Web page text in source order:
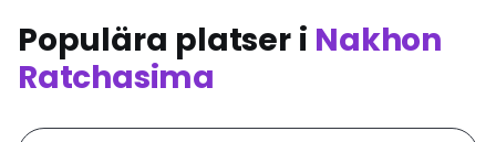
Populära platser i Nakhon
Ratchasima